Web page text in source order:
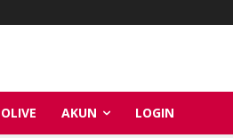
AKUN LOGIN